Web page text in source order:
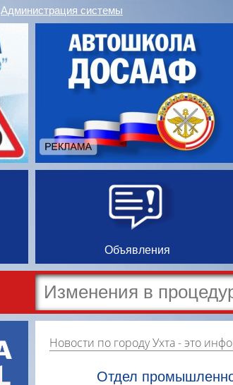
Администрация системы
Объявления
Новости по городу Ухта- это информация о событиях, мероприятиях и
Отдел